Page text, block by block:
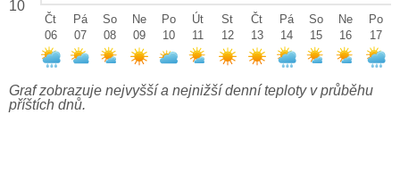
10
Čt
06
Pá
07
So
08
Ne
09
Po
10
Út
11
St
12
Čt
13
Pá
14
So
15
Ne
16
Po
17
Graf zobrazuje nejvyšší a nejnižší denní teploty v průběhu
příštích dnů.